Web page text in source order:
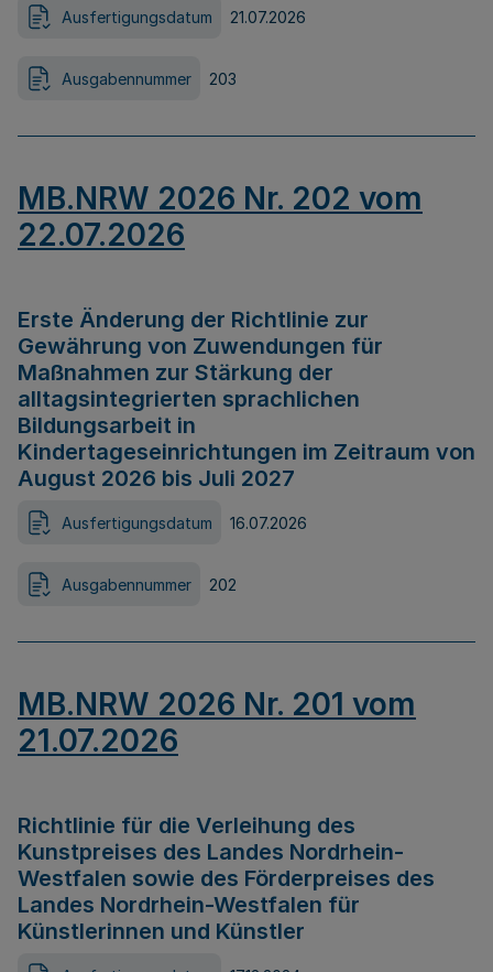
Ausfertigungsdatum 21.07.2026
Ausgabennummer 203
MB.NRW 2026 Nr. 202 vom
22.07.2026
Erste Änderung der Richtlinie zur
Gewährung von Zuwendungen für
Maßnahmen zur Stärkung der
alltagsintegrierten sprachlichen
Bildungsarbeit in
Kindertageseinrichtungen im Zeitraum von
August 2026 bis Juli 2027
Ausfertigungsdatum 16.07.2026
Ausgabennummer 202
MB.NRW 2026 Nr. 201 vom
21.07.2026
Richtlinie für die Verleihung des
Kunstpreises des Landes Nordrhein-
Westfalen sowie des Förderpreises des
Landes Nordrhein-Westfalen für
Künstlerinnen und Künstler